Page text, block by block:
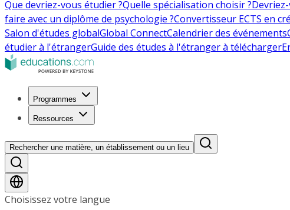
Que devriez-vous étudier ?Quelle spécialisation choisir ?
faire avec un diplôme de psychologie ?Convertisseur ECTS en
Salon d'études globalGlobal ConnectCalendrier des événements
étudier à l'étrangerGuide des études à l'étranger à télécharger
Programmes
Ressources
Rechercher une matière, un établissement ou un lieu
Choisissez votre langue